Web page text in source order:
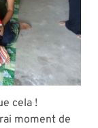
cela !
moment de